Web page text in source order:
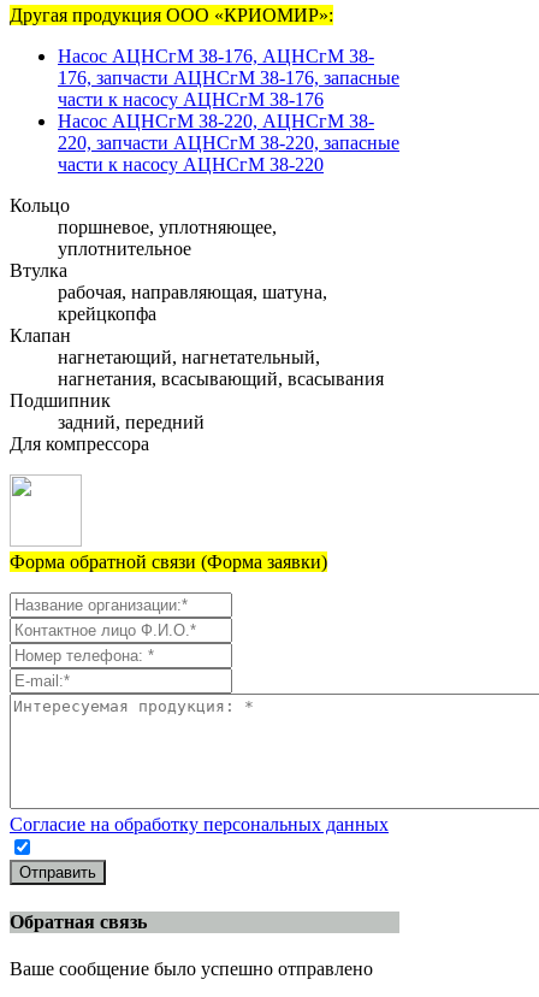
Другая продукция ООО «КРИОМИР»:
Насос АЦНСгМ 38-176, АЦНСгМ 38-
176, запчасти АЦНСгМ 38-176, запасные
части к насосу АЦНСгМ 38-176
Насос АЦНСгМ 38-220, АЦНСгМ 38-
220, запчасти АЦНСгМ 38-220, запасные
части к насосу АЦНСгМ 38-220
Кольцо
поршневое, уплотняющее,
уплотнительное
Втулка
рабочая, направляющая, шатуна,
крейцкопфа
Клапан
нагнетающий, нагнетательный,
нагнетания, всасывающий, всасывания
Подшипник
задний, передний
Для компрессора
Форма обратной связи (Форма заявки)
Согласие на обработку персональных данных
Отправить
Обратная связь
Ваше сообщение было успешно отправлено